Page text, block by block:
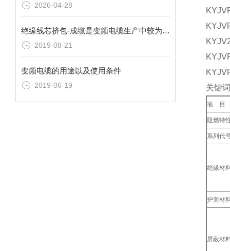
2026-04-28
绝缘线芯挤包-成缆是变频电缆生产中较为重要的工序
2019-08-21
变频电缆的用途以及使用条件
2019-06-19
关键
项 目
阻燃特
系列代
绝缘材
护套材
屏蔽材